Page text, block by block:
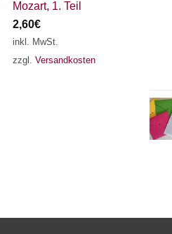
Mozart, 1. Teil
2,60€
inkl. MwSt.
zzgl. Versandkosten